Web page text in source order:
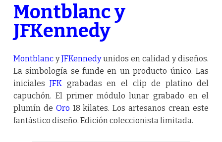
Montblanc y
JFKennedy
MontblancyJFKennedyunidos en calidad y diseños.
La simbología se funde en un producto único. Las
inicialesJFK grabadas en el clip de platino del
capuchón. El primer módulo lunar grabado en el
plumín de Oro 18 kilates. Los artesanos crean este
fantástico diseño. Edición coleccionista limitada.